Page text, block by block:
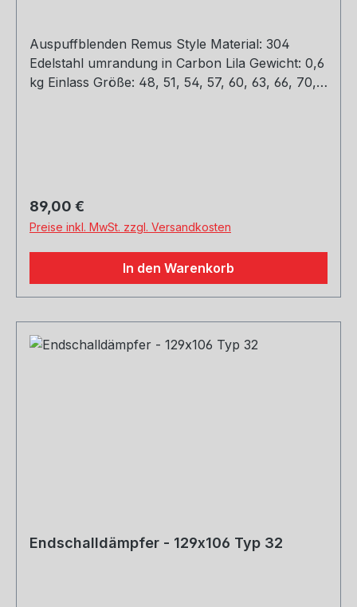
Auspuffblenden Remus Style Material: 304
Edelstahl umrandung in Carbon Lila Gewicht: 0,6
kg Einlass Größe: 48, 51, 54, 57, 60, 63, 66, 70,
Regulärer Preis:
89,00 €
Preise inkl. MwSt. zzgl. Versandkosten
In den Warenkorb
Endschalldämpfer - 129x106 Typ 32